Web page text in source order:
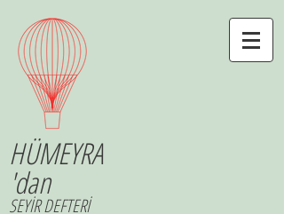
HÜMEYRA
'dan
SEYİR DEFTERİ